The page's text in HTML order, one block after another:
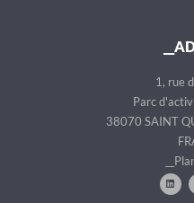
1, rue
Parc
38070 SAINT